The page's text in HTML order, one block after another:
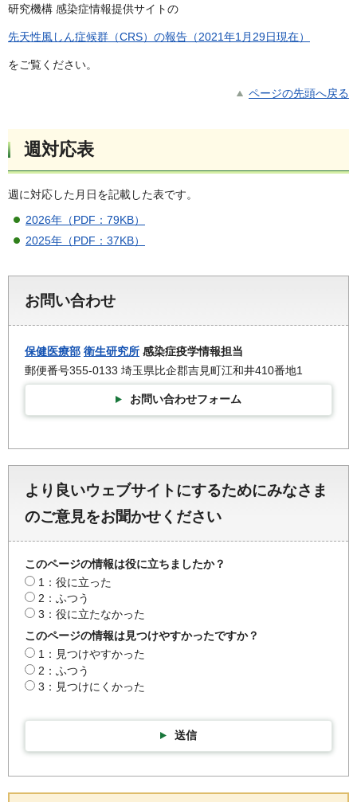
研究機構 感染症情報提供サイトの
先天性風しん症候群（CRS）の報告（2021年1月29日現在）
をご覧ください。
ページの先頭へ戻る
週対応表
週に対応した月日を記載した表です。
2026年（PDF：79KB）
2025年（PDF：37KB）
お問い合わせ
保健医療部 衛生研究所 感染症疫学情報担当
郵便番号355-0133 埼玉県比企郡吉見町江和井410番地1
お問い合わせフォーム
より良いウェブサイトにするためにみなさま
のご意見をお聞かせください
このページの情報は役に立ちましたか？
1：役に立った
2：ふつう
3：役に立たなかった
このページの情報は見つけやすかったですか？
1：見つけやすかった
2：ふつう
3：見つけにくかった
送信